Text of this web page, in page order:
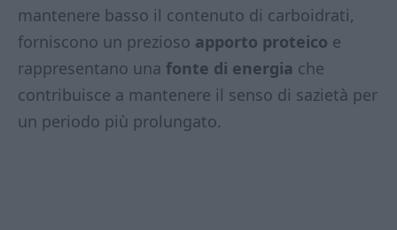
mantenere basso il contenuto di carboidrati,
forniscono un prezioso apporto proteico e
rappresentano una fonte di energia che
contribuisce a mantenere il senso di sazietà per
un periodo più prolungato.